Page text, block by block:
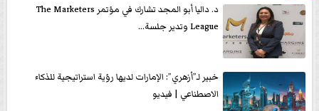
د. داليا أبو المجد تشارك في مؤتمر The Marketers
League وتدير جلسة...
خبير لـ”أزهري”: الإمارات لديها رؤية استراتيجية للذكاء
الاصطناعي | فيديو